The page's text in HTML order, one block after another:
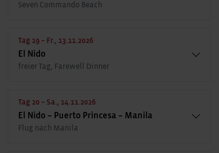
Seven Commando Beach
Tag 19 – Fr., 13.11.2026
El Nido
freier Tag, Farewell Dinner
Tag 20 – Sa., 14.11.2026
El Nido – Puerto Princesa – Manila
Flug nach Manila